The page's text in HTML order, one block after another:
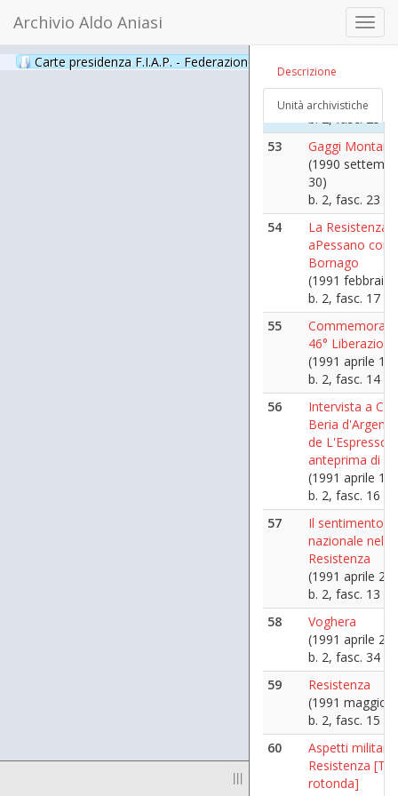
Archivio Aldo Aniasi
Carte presidenza F.I.A.P. - Federazione Italiana Associazioni
|||
Descrizione
Unità archivistiche
b. 3, fasc. 69
52
liberazione di
16)
b. 2, fasc. 25
53
Gaggi Montano
(1990
30)
b. 2, fasc. 23
54
La Resistenza
aPessano con
Bornago
(1991 febbraio
b. 2, fasc. 17
55
46° Liberazione
(1991 aprile 10)
b. 2, fasc. 14
56
Intervista a
Beria
de L'Espresso -
anteprima di
(1991 aprile 16)
b. 2, fasc. 16
57
Il sentimento
nazionale nella
Resistenza
(1991 aprile 22)
b. 2, fasc. 13
58
Voghera
(1991 aprile 25)
b. 2, fasc. 34
59
Resistenza
(1991 maggio
b. 2, fasc. 15
60
Aspetti militari
Resistenza
rotonda]